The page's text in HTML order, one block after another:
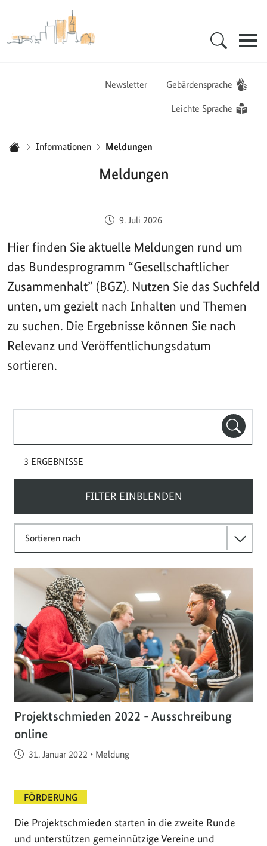
Zur Startseite - BGZ - Bundesamt für Migration und Flüchtlinge
Newsletter Gebärdensprache
Leichte Sprache
Informationen Meldungen
Meldungen
Veröffentlicht am:
9. Juli 2026
Hier finden Sie aktuelle Meldungen rund um
das Bundesprogramm “Gesellschaftlicher
Zusammenhalt” (BGZ). Nutzen Sie das Suchfeld
unten, um gezielt nach Inhalten und Themen
zu suchen. Die Ergebnisse können Sie nach
Relevanz und Veröffentlichungsdatum
sortieren.
3 ERGEBNISSE
FILTER EINBLENDEN
Sortieren nach
Projektschmieden 2022 - Ausschreibung
online
Veröffentlicht am
31. Januar 2022 • Meldung
FÖRDERUNG
Die Projektschmieden starten in die zweite Runde
und unterstützen gemeinnützige Vereine und